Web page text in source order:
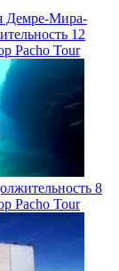
Демре-Мира-
12
Pacho Tour
8
Pacho Tour